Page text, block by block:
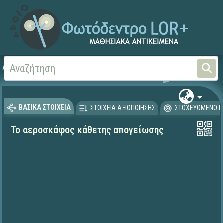
Αρχική ΕΡΓΑ ΙΤΥΕ 1996-2008
ΒΑΣΙΚΑ ΣΤΟΙΧΕΙΑ ΣΤΟΙΧΕΙΑ ΑΞΙΟΠΟΙΗΣΗΣ ΣΤΟΧΕΥΟΜΕΝΟ
Το αεροσκάφος κάθετης απογείωσης